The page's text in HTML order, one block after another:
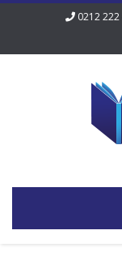
0212 222